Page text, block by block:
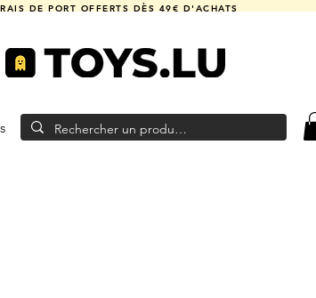
DE PORT OFFERTS DÈS 49€ D'ACHATS